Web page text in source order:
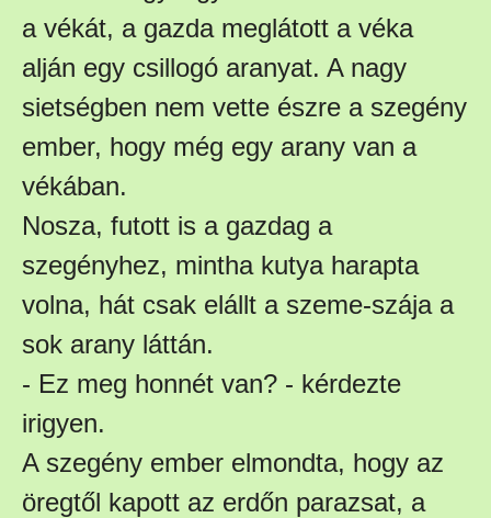
a vékát, a gazda meglátott a véka
alján egy csillogó aranyat. A nagy
sietségben nem vette észre a szegény
ember, hogy még egy arany van a
vékában.
Nosza, futott is a gazdag a
szegényhez, mintha kutya harapta
volna, hát csak elállt a szeme-szája a
sok arany láttán.
- Ez meg honnét van? - kérdezte
irigyen.
A szegény ember elmondta, hogy az
öregtől kapott az erdőn parazsat, a